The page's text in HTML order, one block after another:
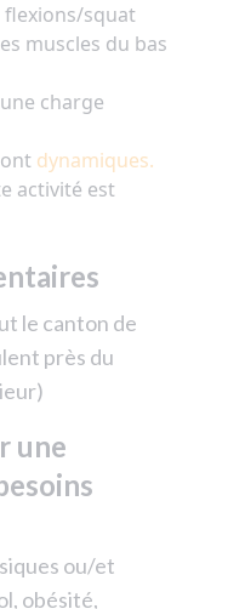
flexions/squat
muscles du bas
charge
dynamiques.
activité est
le canton de
près du
une
ou/et
obésité,